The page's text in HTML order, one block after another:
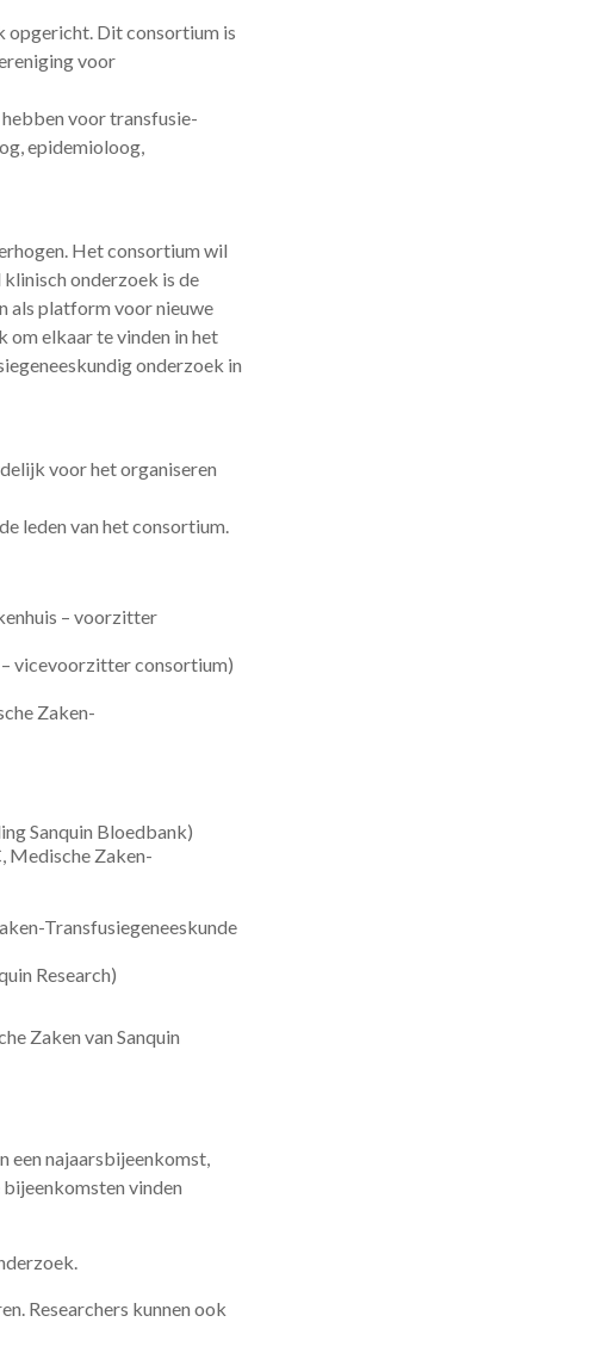
opgericht. Dit consortium is
voor
hebben voor transfusie-
epidemioloog,
Het consortium wil
onderzoek is de
als platform voor nieuwe
om elkaar te vinden in het
onderzoek in
voor het organiseren
leden van het consortium.
– voorzitter
vicevoorzitter consortium)
Zaken-
Sanquin Bloedbank)
Medische Zaken-
Transfusiegeneeskunde
Research)
Zaken van Sanquin
een najaarsbijeenkomst,
vinden
Researchers kunnen ook